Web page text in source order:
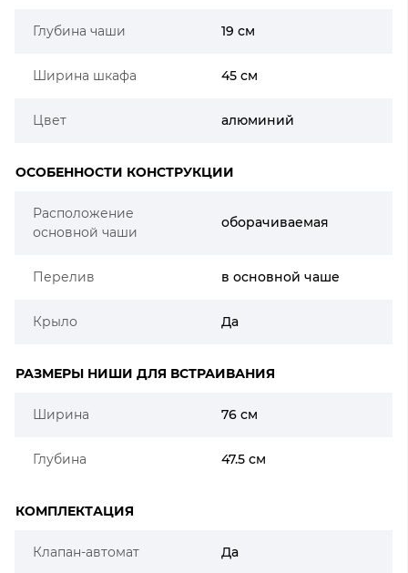
Глубина чаши 19 см
Ширина шкафа 45 см
Цвет алюминий
ОСОБЕННОСТИ КОНСТРУКЦИИ
Расположение
основной чаши
оборачиваемая
Перелив в основной чаше
Крыло Да
РАЗМЕРЫ НИШИ ДЛЯ ВСТРАИВАНИЯ
Ширина 76 см
Глубина 47.5 см
КОМПЛЕКТАЦИЯ
Клапан-автомат Да